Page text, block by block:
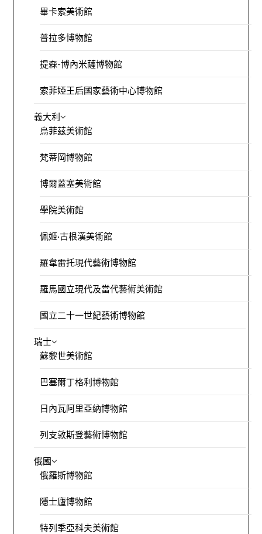
畢卡索美術館
普拉多博物館
提森-博內米薩博物館
索菲婭王后國家藝術中心博物館
義大利
烏菲茲美術館
梵蒂岡博物館
博爾蓋塞美術館
學院美術館
佩姬·古根漢美術館
羅韋雷托現代藝術博物館
羅馬國立現代及當代藝術美術館
國立二十一世紀藝術博物館
瑞士
蘇黎世美術館
巴塞爾丁格利博物館
日內瓦阿里亞納博物館
列支敦斯登藝術博物館
俄國
俄羅斯博物館
隱士廬博物館
特列季亞科夫美術館